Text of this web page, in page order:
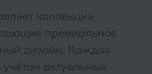
коллекции
премиальное
дизайн. Каждая
актуальных